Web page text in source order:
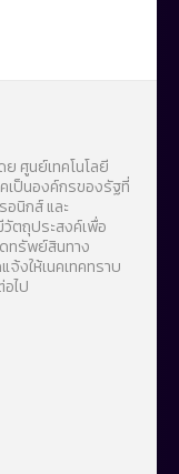
ศูนย์เทคโนโลยี
เป็นองค์กรของรัฐที่
อนิกส์ และ
ตถุประสงค์เพื่อ
ดทรัพย์สินทาง
งให้เนคเทคทราบ
ไป